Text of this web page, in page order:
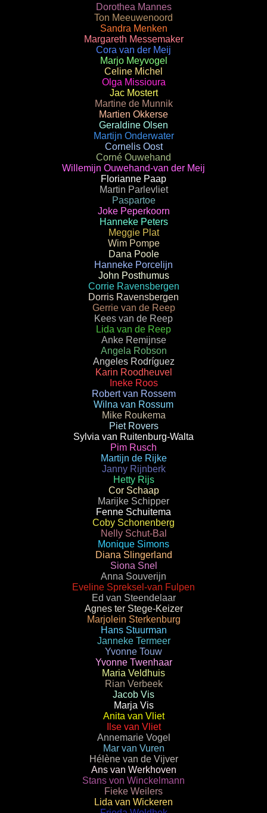
Dorothea Mannes
Ton Meeuwenoord
Sandra Menken
Margareth Messemaker
Cora van der Meij
Marjo Meyvogel
Celine Michel
Olga Missioura
Jac Mostert
Martine de Munnik
Martien Okkerse
Geraldine Olsen
Martijn Onderwater
Cornelis Oost
Corné Ouwehand
Willemijn Ouwehand-van der Meij
Florianne Paap
Martin Parlevliet
Paspartoe
Joke Peperkoorn
Hanneke Peters
Meggie Plat
Wim Pompe
Dana Poole
Hanneke Porcelijn
John Posthumus
Corrie Ravensbergen
Dorris Ravensbergen
Gerrie van de Reep
Kees van de Reep
Lida van de Reep
Anke Remijnse
Angela Robson
Angeles Rodríguez
Karin Roodheuvel
Ineke Roos
Robert van Rossem
Wilna van Rossum
Mike Roukema
Piet Rovers
Sylvia van Ruitenburg-Walta
Pim Rusch
Martijn de Rijke
Janny Rijnberk
Hetty Rijs
Cor Schaap
Marijke Schipper
Fenne Schuitema
Coby Schonenberg
Nelly Schut-Bal
Monique Simons
Diana Slingerland
Siona Snel
Anna Souverijn
Eveline Spreksel-van Fulpen
Ed van Steendelaar
Agnes ter Stege-Keizer
Marjolein Sterkenburg
Hans Stuurman
Janneke Termeer
Yvonne Touw
Yvonne Twenhaar
Maria Veldhuis
Rian Verbeek
Jacob Vis
Marja Vis
Anita van Vliet
Ilse van Vliet
Annemarie Vogel
Mar van Vuren
Hélène van de Vijver
Ans van Werkhoven
Stans von Winckelmann
Fieke Weilers
Lida van Wickeren